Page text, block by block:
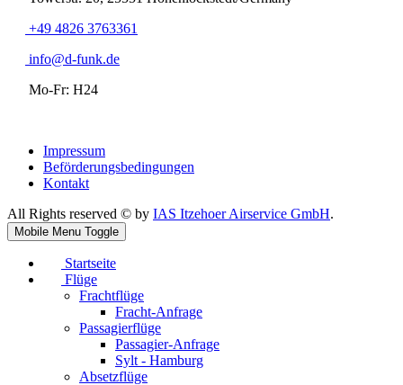
+49 4826 3763361
info@d-funk.de
Mo-Fr: H24
Impressum
Beförderungsbedingungen
Kontakt
All Rights reserved © by IAS Itzehoer Airservice GmbH.
Mobile Menu Toggle
Startseite
Flüge
Frachtflüge
Fracht-Anfrage
Passagierflüge
Passagier-Anfrage
Sylt - Hamburg
Absetzflüge